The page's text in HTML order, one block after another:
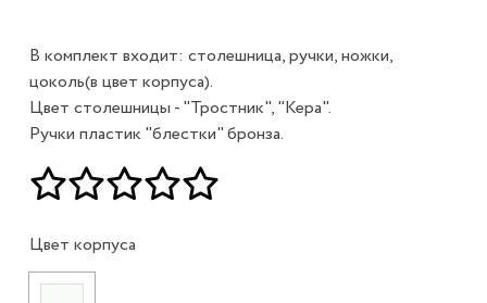
В комплект входит: столешница, ручки, ножки,
цоколь(в цвет корпуса).
Цвет столешницы - "Тростник", "Кера".
Ручки пластик "блестки" бронза.
Цвет корпуса